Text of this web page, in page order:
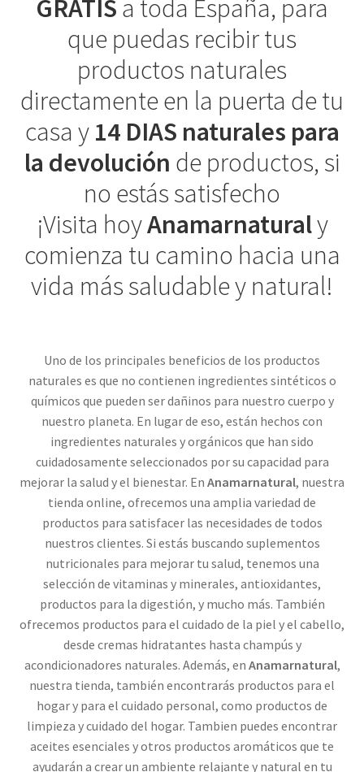
GRATIS a toda España, para
que puedas recibir tus
productos naturales
directamente en la puerta de tu
casa y 14 DIAS naturales para
la devolución de productos, si
no estás satisfecho
¡Visita hoyAnamarnaturaly
comienza tu camino hacia una
vida más saludable y natural!
Uno de los principales beneficios de los productos
naturales es que no contienen ingredientes sintéticos o
químicos que pueden ser dañinos para nuestro cuerpo y
nuestro planeta. En lugar de eso, están hechos con
ingredientes naturales y orgánicos que han sido
cuidadosamente seleccionados por su capacidad para
mejorar la salud y el bienestar. En Anamarnatural, nuestra
tienda online, ofrecemos una amplia variedad de
productos para satisfacer las necesidades de todos
nuestros clientes. Si estás buscando suplementos
nutricionales para mejorar tu salud, tenemos una
selección de vitaminas y minerales, antioxidantes,
productos para la digestión, y mucho más. También
ofrecemos productos para el cuidado de la piel y el cabello,
desde cremas hidratantes hasta champús y
acondicionadores naturales. Además, en Anamarnatural,
nuestra tienda, también encontrarás productos para el
hogar y para el cuidado personal, como productos de
limpieza y cuidado del hogar. Tambien puedes encontrar
aceites esenciales y otros productos aromáticos que te
ayudarán a crear un ambiente relajante y natural en tu